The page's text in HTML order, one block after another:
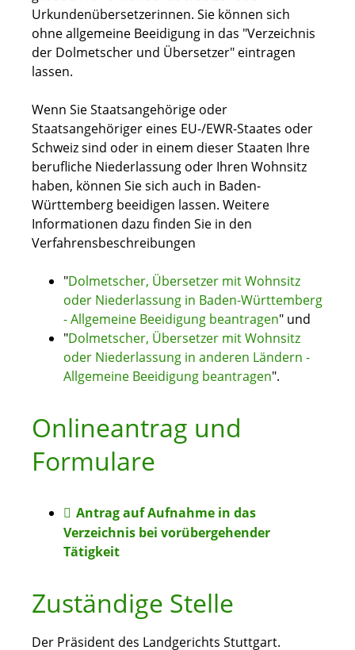
Urkundenübersetzerinnen. Sie können sich
ohne allgemeine Beeidigung in das "Verzeichnis
der Dolmetscher und Übersetzer" eintragen
lassen.
Wenn Sie Staatsangehörige oder
Staatsangehöriger eines EU-/EWR-Staates oder
Schweiz sind oder in einem dieser Staaten Ihre
berufliche Niederlassung oder Ihren Wohnsitz
haben, können Sie sich auch in Baden-
Württemberg beeidigen lassen. Weitere
Informationen dazu finden Sie in den
Verfahrensbeschreibungen
"Dolmetscher, Übersetzer mit Wohnsitz
oder Niederlassung in Baden-Württemberg
- Allgemeine Beeidigung beantragen" und
"Dolmetscher, Übersetzer mit Wohnsitz
oder Niederlassung in anderen Ländern -
Allgemeine Beeidigung beantragen".
Onlineantrag und
Formulare
Antrag auf Aufnahme in das
Verzeichnis bei vorübergehender
Tätigkeit
Zuständige Stelle
Der Präsident des Landgerichts Stuttgart.